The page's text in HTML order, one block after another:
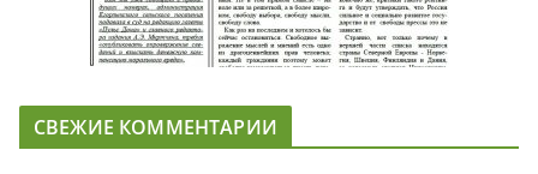
СВЕЖИЕ КОММЕНТАРИИ